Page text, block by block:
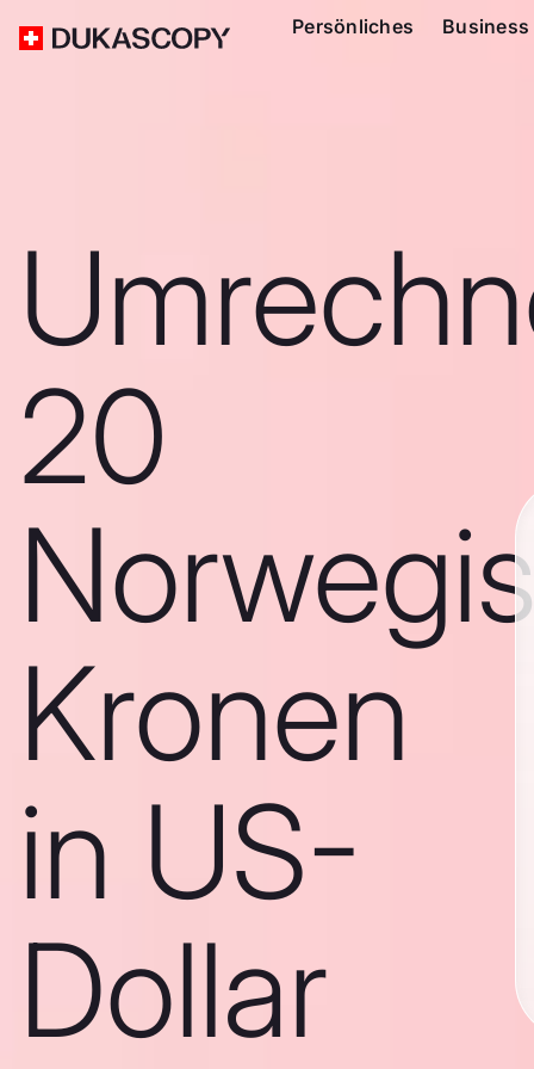
Persönliches Business
20
Kronen
in US-
Dollar